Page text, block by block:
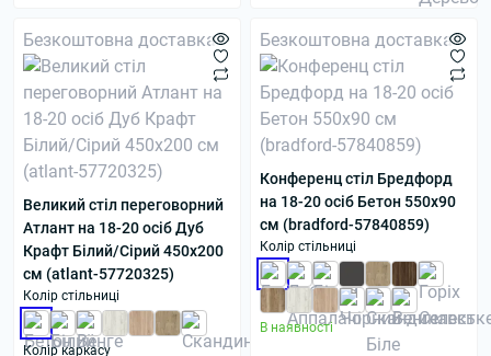
Безкоштовна доставка
Великий стіл переговорний
Атлант на 18-20 осіб Дуб
Крафт Білий/Сірий 450x200
см (atlant-57720325)
Колір стільниці
Колір каркасу
Безкоштовна доставка
Конференц стіл Бредфорд
на 18-20 осіб Бетон 550x90
см (bradford-57840859)
Колір стільниці
В наявності